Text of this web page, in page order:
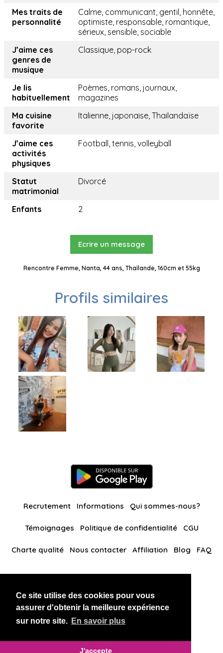
Ce site utilise des cookies pour vous
assurer d'obtenir la meilleure expérience
sur notre site. En savoir plus
J'accepte
Mes traits de
personnalité
Calme, communicant, gentil, honnête,
optimiste, responsable, romantique,
sérieux, sensible, sociable
J’aime ces
genres de
musique
Classique, pop-rock
Je lis
habituellement
Poèmes, romans, journaux,
magazines
Ma cuisine
favorite
Italienne, japonaise, Thailandaïse
J’aime ces
activités
physiques
Football, tennis, volleyball
Statut
matrimonial
Divorcé
Enfants 2
Ecrire un message
Rencontre Femme, Nanta, 44 ans, Thaïlande, 160cm et 55kg
Profils similaires
Recrutement Informations Qui sommes-nous?
Témoignages Politique de confidentialité CGU
Charte qualité Nous contacter Affiliation Blog FAQ
BlackAndBeauties RussianKisses